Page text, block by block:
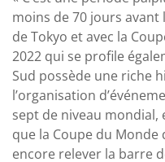
moins de 70 jours avant
de Tokyo et avec la
2022 qui se profile
Sud possède une riche
l’organisation
sept de niveau mondial,
que la Coupe du Monde
encore relever la barre